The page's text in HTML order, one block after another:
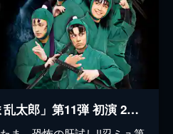
ミュージカル「忍たま乱太郎」第11弾 初演 2020～忍たま 恐怖のきもだめし～